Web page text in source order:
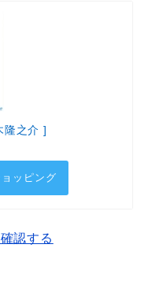
隆之介 ]
ッピング
認する